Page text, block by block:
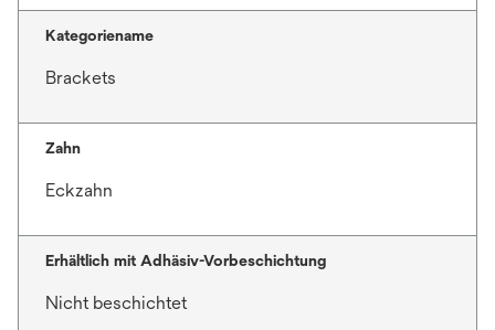
Kategoriename
Brackets
Zahn
Eckzahn
Erhältlich mit Adhäsiv-Vorbeschichtung
Nicht beschichtet